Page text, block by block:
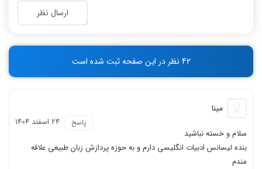
ارسال نظر
42 نظر در این صفحه ثبت شده است
مینا
24 اسفند 1404 پاسخ
سلام و خسته نباشید
بنده لیسانس ادبیات انگلیسی دارم و به حوزه پردازش زبان طبیعی علاقه
مندم